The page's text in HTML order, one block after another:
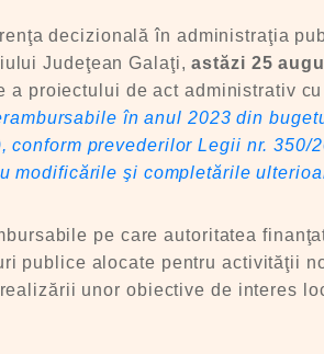
decizională în administraţia
Judeţean Galaţi,astăzi 25
proiectului de act administrativ
în anul 2023 din
prevederilor Legii nr. 350/
modificările şi completările
pe care autoritatea
publice alocate pentru activităţii
unor obiective de interes